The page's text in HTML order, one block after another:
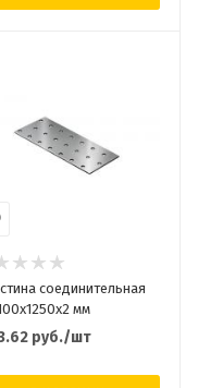
соединительная
мм
руб./шт